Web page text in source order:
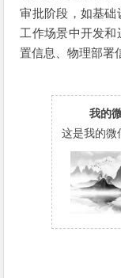
审批阶段，如基
工作场景中开发
置信息、物理部署
我的
这是我的微